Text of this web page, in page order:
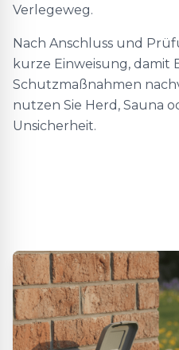
Verlegeweg.
Nach Anschluss und
kurze Einweisung, damit
Schutzmaßnahmen
nutzen Sie Herd, Sauna
Unsicherheit.